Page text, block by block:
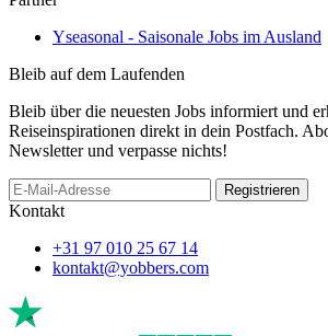
Yseasonal - Saisonale Jobs im Ausland
Bleib auf dem Laufenden
Bleib über die neuesten Jobs informiert und
Reiseinspirationen direkt in dein Postfach.
Newsletter und verpasse nichts!
If
you
human,
this
field
Registrieren
Kontakt
+31 97 010 25 67 14
kontakt@yobbers.com